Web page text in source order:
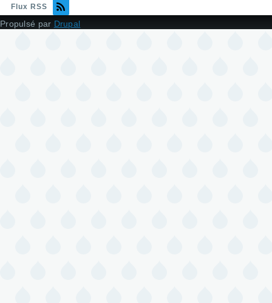
Flux RSS
Propulsé par Drupal